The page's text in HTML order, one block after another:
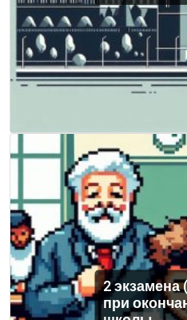
2 экзамена
при